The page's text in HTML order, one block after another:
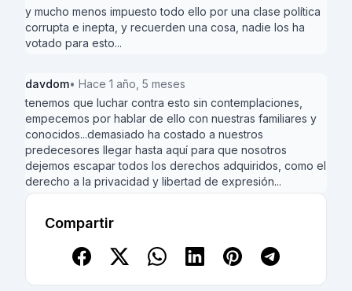
y mucho menos impuesto todo ello por una clase política
corrupta e inepta, y recuerden una cosa, nadie los ha
votado para esto...
davdom• Hace 1 año, 5 meses
tenemos que luchar contra esto sin contemplaciones,
empecemos por hablar de ello con nuestras familiares y
conocidos...demasiado ha costado a nuestros
predecesores llegar hasta aquí para que nosotros
dejemos escapar todos los derechos adquiridos, como el
derecho a la privacidad y libertad de expresión...
Compartir